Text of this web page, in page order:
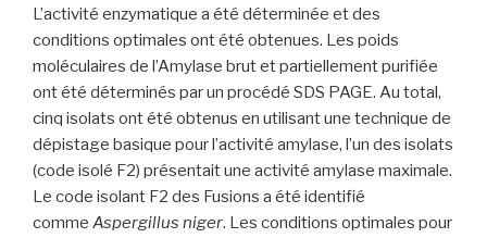
L’activité enzymatique a été déterminée et des
conditions optimales ont été obtenues. Les poids
moléculaires de l’Amylase brut et partiellement purifiée
ont été déterminés par un procédé SDS PAGE. Au total,
cinq isolats ont été obtenus en utilisant une technique de
dépistage basique pour l’activité amylase, l’un des isolats
(code isolé F2) présentait une activité amylase maximale.
Le code isolant F2 des Fusions a été identifié
comme Aspergillus niger. Les conditions optimales pour